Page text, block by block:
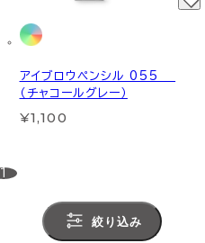
アイブロウペンシル 055
（チャコールグレー）
¥1,100
1
絞り込み